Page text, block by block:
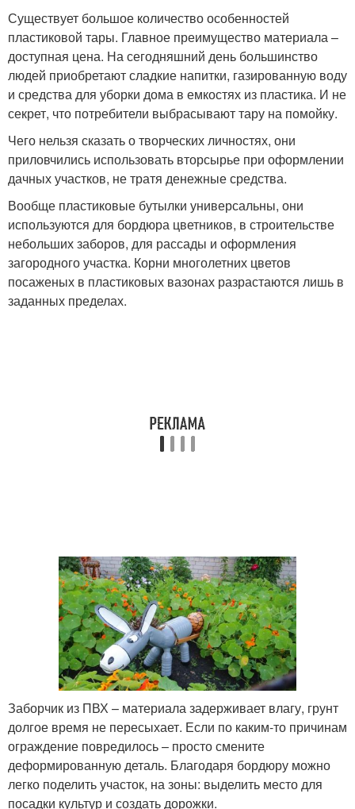
Существует большое количество особенностей
пластиковой тары. Главное преимущество материала –
доступная цена. На сегодняшний день большинство
людей приобретают сладкие напитки, газированную воду
и средства для уборки дома в емкостях из пластика. И не
секрет, что потребители выбрасывают тару на помойку.
Чего нельзя сказать о творческих личностях, они
приловчились использовать вторсырье при оформлении
дачных участков, не тратя денежные средства.
Вообще пластиковые бутылки универсальны, они
используются для бордюра цветников, в строительстве
небольших заборов, для рассады и оформления
загородного участка. Корни многолетних цветов
посаженых в пластиковых вазонах разрастаются лишь в
заданных пределах.
Заборчик из ПВХ – материала задерживает влагу, грунт
долгое время не пересыхает. Если по каким-то причинам
ограждение повредилось – просто смените
деформированную деталь. Благодаря бордюру можно
легко поделить участок, на зоны: выделить место для
посадки культур и создать дорожки.